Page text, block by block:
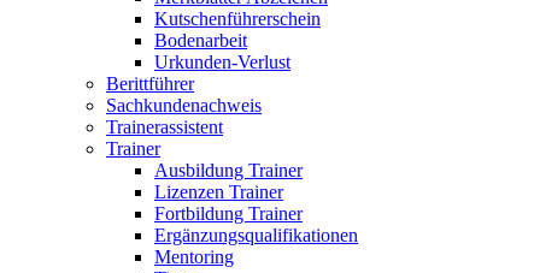
Kutschenführerschein
Bodenarbeit
Urkunden-Verlust
Berittführer
Sachkundenachweis
Trainerassistent
Trainer
Ausbildung Trainer
Lizenzen Trainer
Fortbildung Trainer
Ergänzungsqualifikationen
Mentoring